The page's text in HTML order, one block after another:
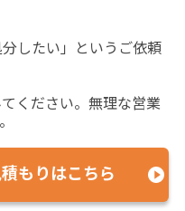
したい」というご依頼
ください。無理な営業
もりはこちら